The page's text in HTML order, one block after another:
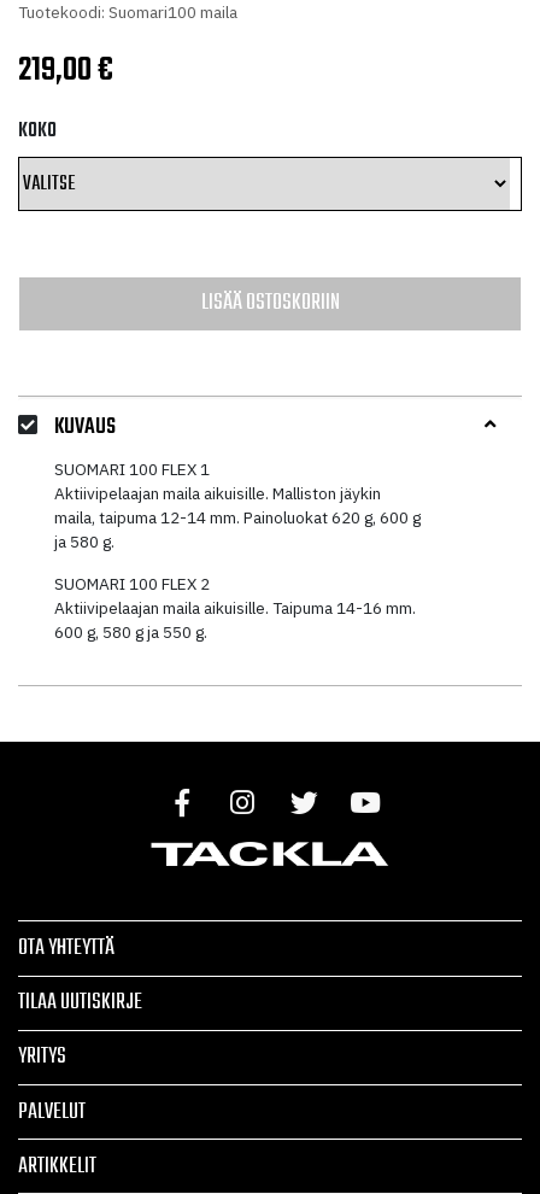
Tuotekoodi: Suomari100 maila
219,00€
KOKO
LISÄÄ OSTOSKORIIN
KUVAUS
SUOMARI 100 FLEX 1
Aktiivipelaajan maila aikuisille. Malliston jäykin
maila, taipuma 12-14 mm. Painoluokat 620 g, 600 g
ja 580 g.
SUOMARI 100 FLEX 2
Aktiivipelaajan maila aikuisille. Taipuma 14-16 mm.
600 g, 580 g ja 550 g.
OTA YHTEYTTÄ
TILAA UUTISKIRJE
YRITYS
PALVELUT
ARTIKKELIT